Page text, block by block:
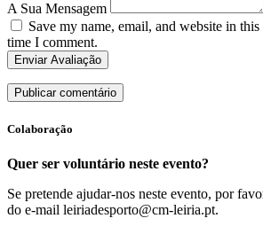
A Sua Mensagem
Save my name, email, and website in
time I comment.
Enviar Avaliação
Colaboração
Quer ser voluntário neste evento?
Se pretende ajudar-nos neste evento, por
do e-mail leiriadesporto@cm-leiria.pt.